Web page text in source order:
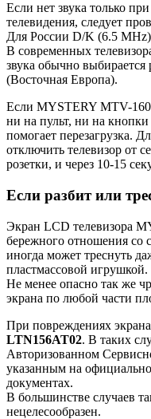
Если нет звука только
телевидения, следует
Для России D/K (6.5
В современных
звука обычно выбирается
(Восточная Европа).
Если MYSTERY MTV-
ни на пульт, ни на
помогает перезагрузка.
отключить телевизор от
розетки, и через 10-15
Если разбит или
Экран LCD телевизора
бережного отношения со
иногда может треснуть
пластмассовой игрушкой.
Не менее опасно так же
экрана по любой части
При повреждениях
LTN156AT02. В таких
Авторизованном
указанным на
документах.
В большинстве случаев
нецелесообразен.